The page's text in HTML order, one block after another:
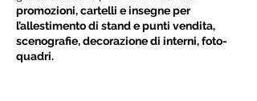
promozioni, cartelli e insegne per
l’allestimento di stand e punti vendita,
scenografie, decorazione di interni, foto-
quadri.